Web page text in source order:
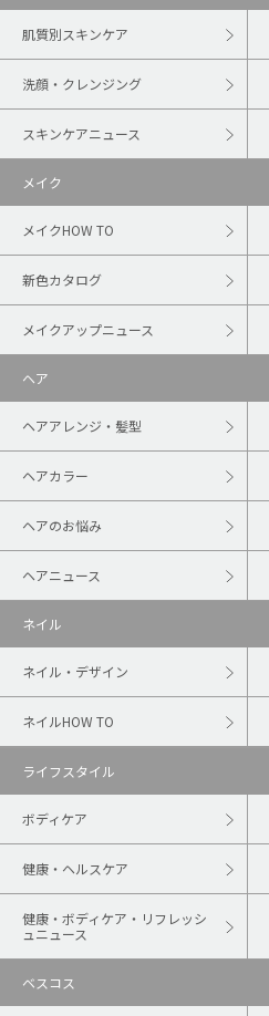
肌質別スキンケア
洗顔・クレンジング
スキンケアニュース
メイク
メイクHOW TO
新色カタログ
メイクアップニュース
ヘア
ヘアアレンジ・髪型
ヘアカラー
ヘアのお悩み
ヘアニュース
ネイル
ネイル・デザイン
ネイルHOW TO
ライフスタイル
ボディケア
健康・ヘルスケア
健康・ボディケア・リフレッシ
ュニュース
ベスコス